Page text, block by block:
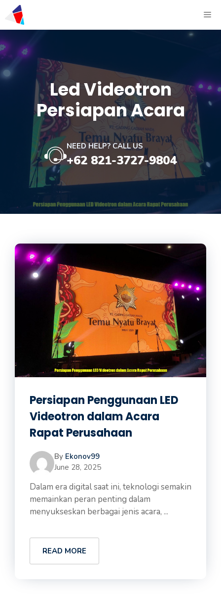
Led Videotron
Persiapan Acara
NEED HELP? CALL US
+62 821-3727-9804
Persiapan Penggunaan LED
Videotron dalam Acara
Rapat Perusahaan
By Ekonov99
June 28, 2025
Dalam era digital saat ini, teknologi semakin
memainkan peran penting dalam
menyukseskan berbagai jenis acara, ...
READ MORE